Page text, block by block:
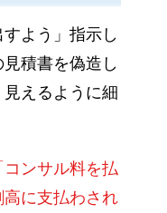
よう」指示し
積書を偽造し
えるように細
ンサル料を払
に支払わされ